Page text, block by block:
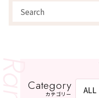
Category
カテゴリー